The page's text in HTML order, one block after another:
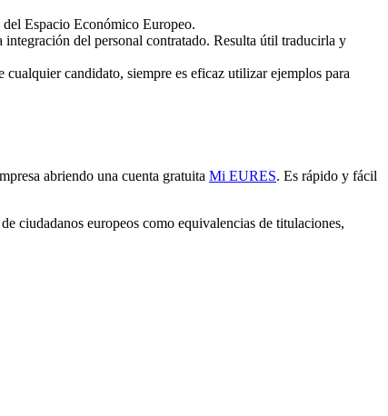
del Espacio Económico Europeo.
integración del personal contratado. Resulta útil traducirla y
candidato, siempre es eficaz utilizar ejemplos para
abriendo una cuenta gratuita Mi EURES. Es rápido y fácil
ciudadanos europeos como equivalencias de titulaciones,